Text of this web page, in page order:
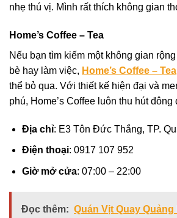
nhẹ thú vị. Mình rất thích không gian
Home’s Coffee – Tea
Nếu bạn tìm kiếm một không gian
bè hay làm việc, Home’s Coffee – Tea
thể bỏ qua. Với thiết kế hiện đại và
phú, Home’s Coffee luôn thu hút đông
Địa chỉ: E3 Tôn Đức Thắng, TP.
Điện thoại: 0917 107 952
Giờ mở cửa: 07:00 – 22:00
Đọc thêm: Quán Vịt Quay